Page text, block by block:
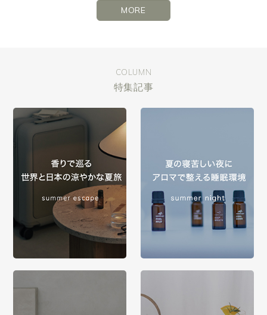
MORE
COLUMN
特集記事